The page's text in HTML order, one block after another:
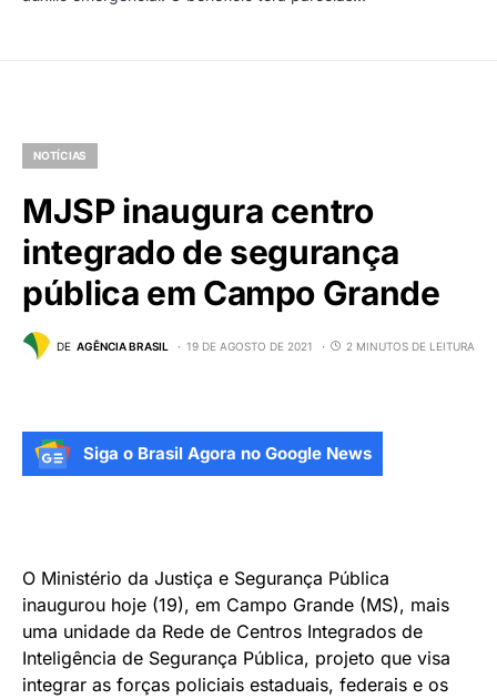
NOTÍCIAS
MJSP inaugura centro
integrado de segurança
pública em Campo Grande
DE AGÊNCIA BRASIL 19 DE AGOSTO DE 2021 2 MINUTOS DE LEITURA
Siga o Brasil Agora no Google News
O Ministério da Justiça e Segurança Pública
inaugurou hoje (19), em Campo Grande (MS), mais
uma unidade da Rede de Centros Integrados de
Inteligência de Segurança Pública, projeto que visa
integrar as forças policiais estaduais, federais e os